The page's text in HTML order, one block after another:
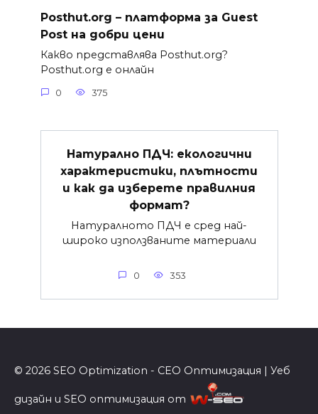
Posthut.org – платформа за Guest
Post на добри цени
Какво представлява Posthut.org?
Posthut.org е онлайн
0 375
Натурално ПДЧ: екологични
характеристики, плътности
и как да изберете правилния
формат?
Натуралното ПДЧ е сред най-
широко използваните материали
0 353
© 2026 SEO Optimization - СЕО Оптимизация | Уеб
дизайн и SEO оптимизация от